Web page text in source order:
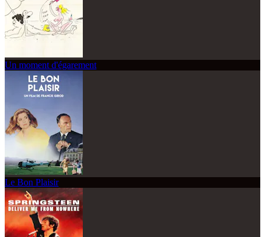
Un moment d'égarement
Le Bon Plaisir